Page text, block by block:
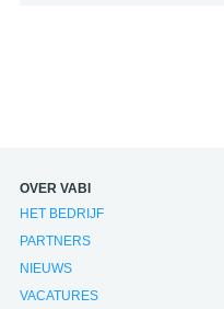
OVER VABI
HET BEDRIJF
PARTNERS
NIEUWS
VACATURES